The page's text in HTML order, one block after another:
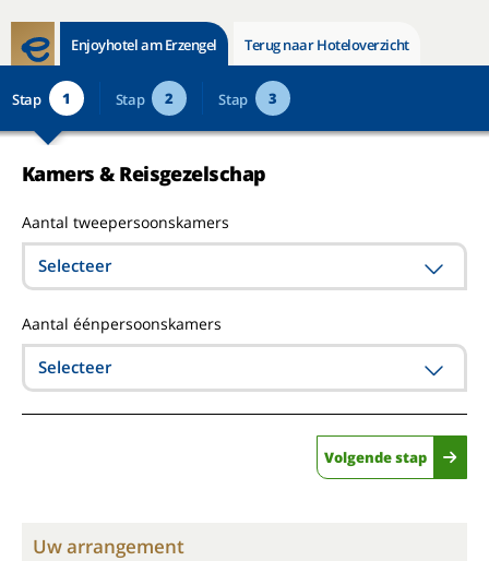
Enjoyhotel am Erzengel Terug naar Hoteloverzicht
Stap 1 Stap 2 Stap 3
Kamers & Reisgezelschap
Aantal tweepersoonskamers
Selecteer
Aantal éénpersoonskamers
Selecteer
Volgende stap
Uw arrangement